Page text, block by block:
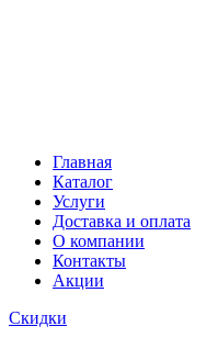
Главная
Каталог
Услуги
Доставка и оплата
О компании
Контакты
Акции
Скидки